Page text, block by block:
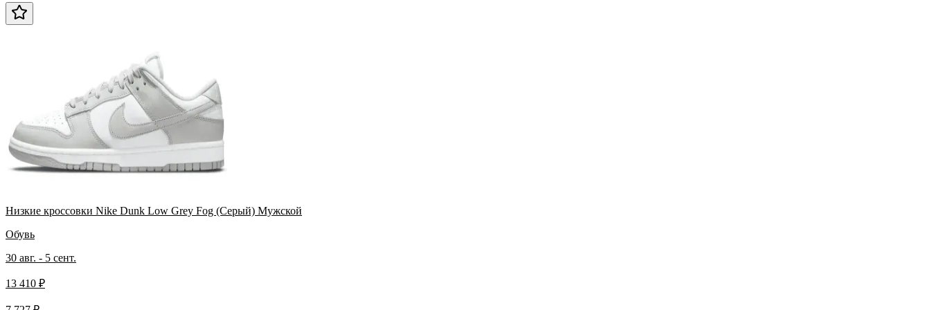
Низкие кроссовки Nike Dunk Low Grey Fog (Серый) Мужской
Обувь
30 авг. - 5 сент.
13 410 ₽